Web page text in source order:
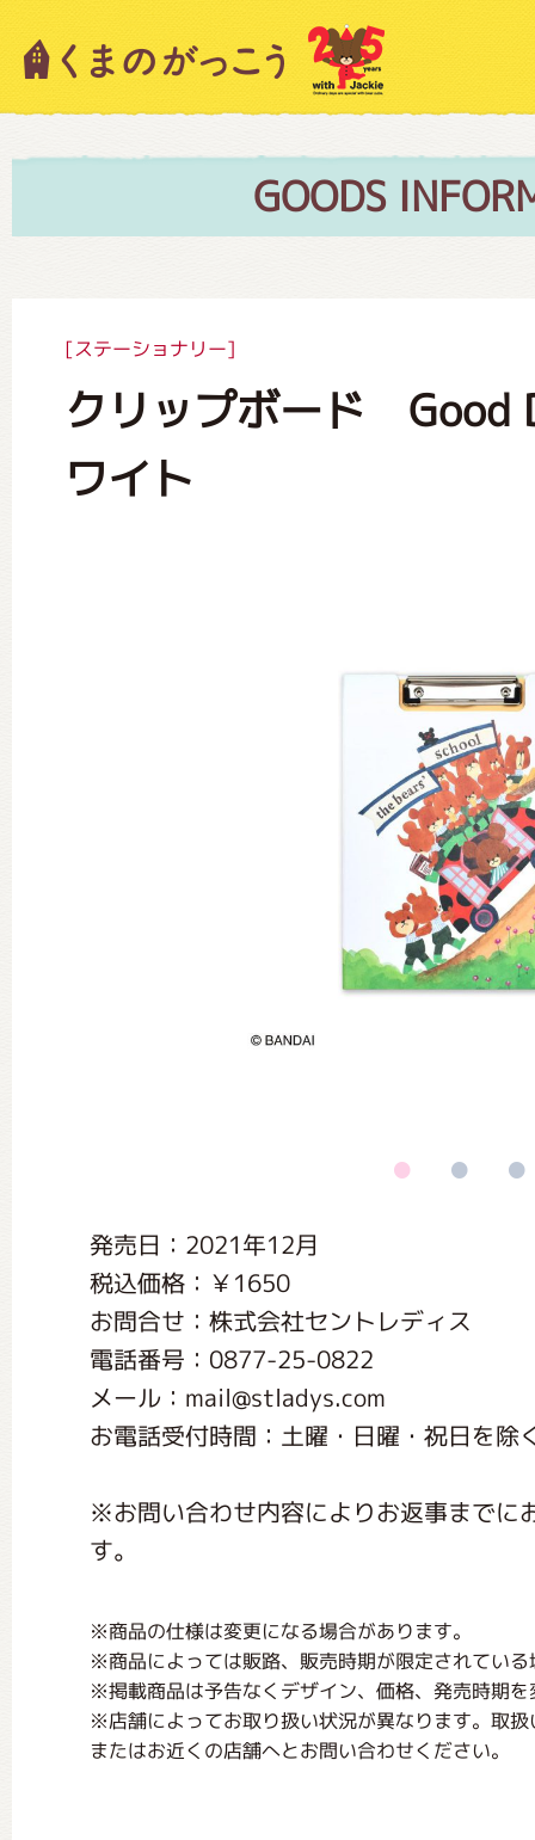
GOODS
[ステーショナリー]
クリップボード
ワイト
発売日：2021年12月
税込価格：￥1650
お問合せ：株式会社セントレディス
電話番号：0877-25-0822
メール：mail@stladys.com
お電話受付時間：土曜・日曜・祝日を
※お問い合わせ内容によりお返事までに
す。
※商品の仕様は変更になる場合があります。
※商品によっては販路、販売時期が限定されてい
※掲載商品は予告なくデザイン、価格、発売時期
※店舗によってお取り扱い状況が異なります。取
またはお近くの店舗へとお問い合わせください。
キャラクター紹介
絵本・作家紹介
ミュージカル・コンサート
おたのしみコンテンツ(クイズ・
チア ジャッキーズ！
くまのがっこう 家庭科部